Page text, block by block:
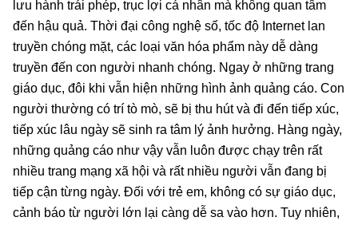
lưu hành trái phép, trục lợi cá nhân mà không quan tâm
đến hậu quả. Thời đại công nghệ số, tốc độ Internet lan
truyền chóng mặt, các loại văn hóa phẩm này dễ dàng
truyền đến con người nhanh chóng. Ngay ở những trang
giáo dục, đôi khi vẫn hiện những hình ảnh quảng cáo. Con
người thường có trí tò mò, sẽ bị thu hút và đi đến tiếp xúc,
tiếp xúc lâu ngày sẽ sinh ra tâm lý ảnh hưởng. Hàng ngày,
những quảng cáo như vậy vẫn luôn được chạy trên rất
nhiều trang mạng xã hội và rất nhiều người vẫn đang bị
tiếp cận từng ngày. Đối với trẻ em, không có sự giáo dục,
cảnh báo từ người lớn lại càng dễ sa vào hơn. Tuy nhiên,